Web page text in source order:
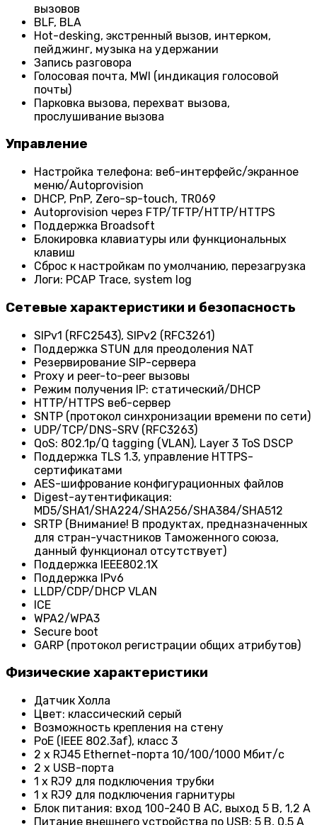
вызовов
BLF, BLA
Hot-desking, экстренный вызов, интерком,
пейджинг, музыка на удержании
Запись разговора
Голосовая почта, MWI (индикация голосовой
почты)
Парковка вызова, перехват вызова,
прослушивание вызова
Управление
Настройка телефона: веб-интерфейс/экранное
меню/Autoprovision
DHCP, PnP, Zero-sp-touch, TR069
Autoprovision через FTP/TFTP/HTTP/HTTPS
Поддержка Broadsoft
Блокировка клавиатуры или функциональных
клавиш
Сброс к настройкам по умолчанию, перезагрузка
Логи: PCAP Trace, system log
Сетевые характеристики и безопасность
SIPv1 (RFC2543), SIPv2 (RFC3261)
Поддержка STUN для преодоления NAT
Резервирование SIP-сервера
Proxy и peer-to-peer вызовы
Режим получения IP: статический/DHCP
HTTP/HTTPS веб-сервер
SNTP (протокол синхронизации времени по сети)
UDP/TCP/DNS-SRV (RFC3263)
QoS: 802.1p/Q tagging (VLAN), Layer 3 ToS DSCP
Поддержка TLS 1.3, управление HTTPS-
сертификатами
AES-шифрование конфигурационных файлов
Digest-аутентификация:
MD5/SHA1/SHA224/SHA256/SHA384/SHA512
SRTP (Внимание! В продуктах, предназначенных
для стран-участников Таможенного союза,
данный функционал отсутствует)
Поддержка IEEE802.1X
Поддержка IPv6
LLDP/CDP/DHCP VLAN
ICE
WPA2/WPA3
Secure boot
GARP (протокол регистрации общих атрибутов)
Физические характеристики
Датчик Холла
Цвет: классический серый
Возможность крепления на стену
PoE (IEEE 802.3af), класс 3
2 х RJ45 Ethernet-порта 10/100/1000 Мбит/с
2 x USB-порта
1 х RJ9 для подключения трубки
1 х RJ9 для подключения гарнитуры
Блок питания: вход 100-240 В AC, выход 5 В, 1,2 А
Питание внешнего устройства по USB: 5 В, 0,5 А